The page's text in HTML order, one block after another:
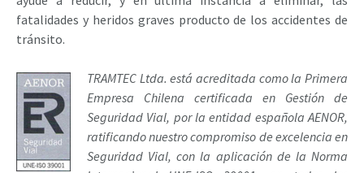
fatalidades y heridos graves producto de los accidentes de
tránsito.
TRAMTEC Ltda. está acreditada como la Primera
Empresa Chilena certificada en Gestión de
Seguridad Vial, por la entidad española AENOR,
ratificando nuestro compromiso de excelencia en
Seguridad Vial, con la aplicación de la Norma